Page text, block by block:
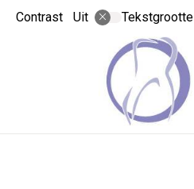
Contrast Uit Tekstgrootte